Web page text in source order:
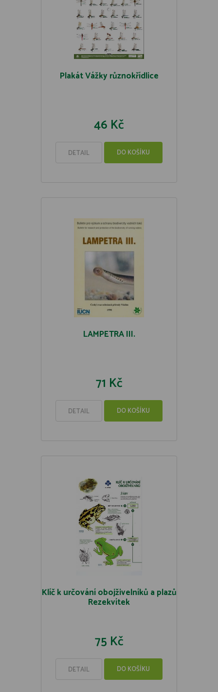
Plakát Vážky různokřídlice
46 Kč
DETAIL DO KOŠÍKU
LAMPETRA III.
71 Kč
DETAIL DO KOŠÍKU
Klíč k určování obojživelníků a plazů
Rezekvítek
75 Kč
DETAIL DO KOŠÍKU